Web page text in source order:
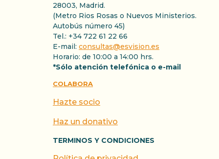
28003, Madrid.
(Metro Rios Rosas o Nuevos Ministerios.
Autobús número 45)
Tel.: +34 722 61 22 66
E-mail: consultas@esvision.es
Horario: de 10:00 a 14:00 hrs.
*Sólo atención telefónica o e-mail
COLABORA
Hazte socio
Haz un donativo
TERMINOS Y CONDICIONES